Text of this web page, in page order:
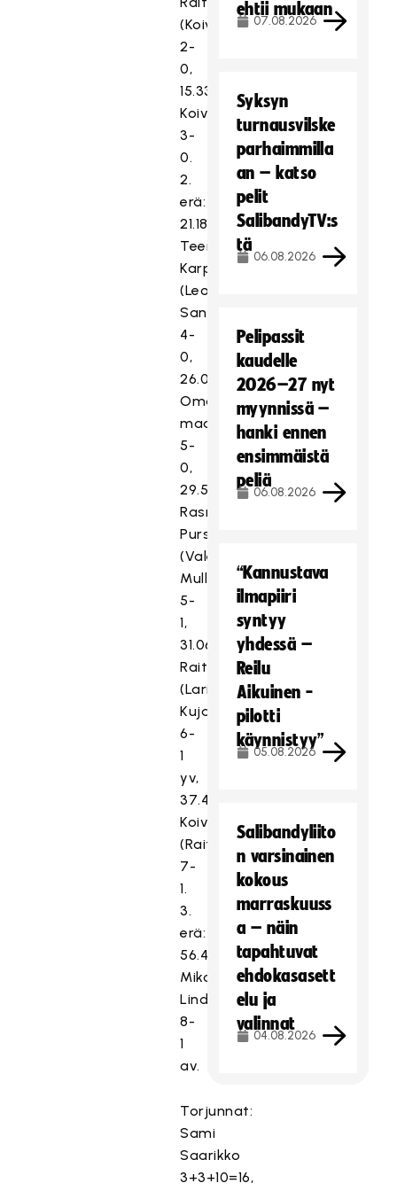
(Koivisto)
2-
0,
15.33
Koivisto
3-
0.
2.
erä:
21.18
Teemu
Karppanen
(Leo
Sandini)
4-
0,
26.07
Oma
maali
5-
0,
29.56
Rasmus
Pursio
(Valentin
Muller)
5-
1,
31.06
Raitanen
(Lari
Kujansivu)
6-
1
yv,
37.48
Koivisto
(Raitanen)
7-
1.
3.
erä:
56.48
Miko
Lindman
8-
1
av.
Torjunnat:
Sami
Saarikko
3+3+10=16,
ehtii mukaan
07.08.2026
Syksyn
turnausvilske
parhaimmilla
an – katso
pelit
SalibandyTV:s
tä
06.08.2026
Pelipassit
kaudelle
2026–27 nyt
myynnissä –
hanki ennen
ensimmäistä
peliä
06.08.2026
“Kannustava
ilmapiiri
syntyy
yhdessä –
Reilu
Aikuinen -
pilotti
käynnistyy”
05.08.2026
Salibandyliito
n varsinainen
kokous
marraskuuss
a – näin
tapahtuvat
ehdokasasett
elu ja
valinnat
04.08.2026